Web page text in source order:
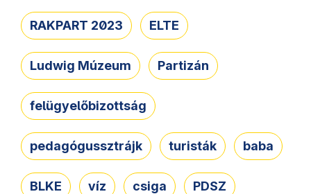
RAKPART 2023 ELTE
Ludwig Múzeum Partizán
felügyelőbizottság
pedagógussztrájk turisták baba
BLKE víz csiga PDSZ